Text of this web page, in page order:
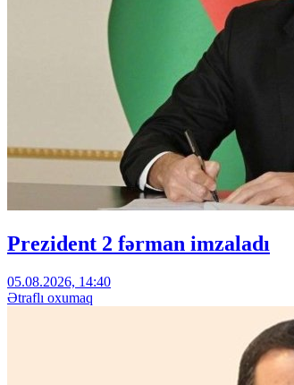
Prezident 2 fərman imzaladı
05.08.2026, 14:40
Ətraflı oxumaq